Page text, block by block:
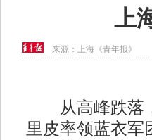
上
来源： 上海《青年报》
从高峰跌落，
里皮率领蓝衣军